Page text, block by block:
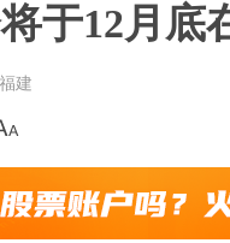
于12月底
建